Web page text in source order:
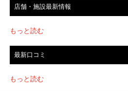
店舗・施設最新情報
もっと読む
最新口コミ
もっと読む